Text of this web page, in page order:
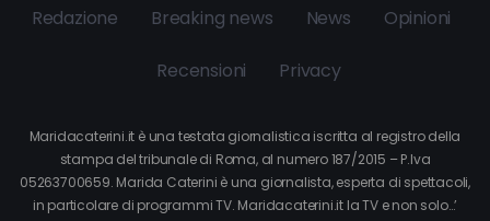
Redazione Breaking news News Opinioni
Recensioni Privacy
Maridacaterini.it è una testata giornalistica iscritta al registro della
stampa del tribunale di Roma, al numero 187/2015 – P.Iva
05263700659. Marida Caterini è una giornalista, esperta di spettacoli,
in particolare di programmi TV. Maridacaterini.it la TV e non solo…’